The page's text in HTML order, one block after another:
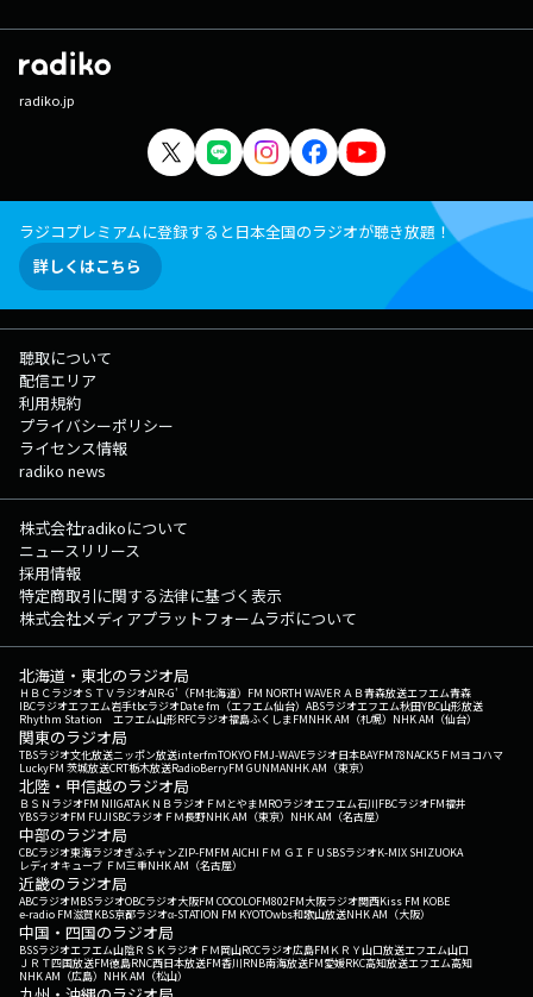
radiko.jp
ラジコプレミアムに登録すると日本全国のラジオが聴き放題！
詳しくはこちら
聴取について
配信エリア
利用規約
プライバシーポリシー
ライセンス情報
radiko news
株式会社radikoについて
ニュースリリース
採用情報
特定商取引に関する法律に基づく表示
株式会社メディアプラットフォームラボについて
北海道・東北のラジオ局
ＨＢＣラジオＳＴＶラジオAIR-G'（FM北海道） FM NORTH WAVEＲＡＢ青森放送エフエム青森
IBCラジオエフエム岩手tbcラジオDate fm（エフエム仙台） ABSラジオエフエム秋田YBC山形放送
Rhythm Station エフエム山形RFCラジオ福島ふくしまFMNHK AM（札幌） NHK AM（仙台）
関東のラジオ局
TBSラジオ文化放送ニッポン放送interfmTOKYO FMJ-WAVEラジオ日本BAYFM78NACK5 ＦＭヨコハマ
LuckyFM 茨城放送CRT栃木放送RadioBerryFM GUNMANHK AM（東京）
北陸・甲信越のラジオ局
ＢＳＮラジオFM NIIGATAＫＮＢラジオ ＦＭとやまMROラジオエフエム石川FBCラジオFM福井
YBSラジオFM FUJISBCラジオ ＦＭ長野NHK AM（東京） NHK AM（名古屋）
中部のラジオ局
CBCラジオ東海ラジオぎふチャンZIP-FMFM AICHI ＦＭ ＧＩＦＵ SBSラジオK-MIX SHIZUOKA
レディオキューブ ＦＭ三重NHK AM（名古屋）
近畿のラジオ局
ABCラジオMBSラジオOBCラジオ大阪FM COCOLOFM802FM大阪ラジオ関西Kiss FM KOBE
e-radio FM滋賀KBS京都ラジオα-STATION FM KYOTOwbs和歌山放送NHK AM（大阪）
中国・四国のラジオ局
BSSラジオエフエム山陰ＲＳＫラジオ ＦＭ岡山RCCラジオ広島FM ＫＲＹ山口放送エフエム山口
ＪＲＴ四国放送FM徳島RNC西日本放送FM香川RNB南海放送FM愛媛RKC高知放送エフエム高知
NHK AM（広島） NHK AM（松山）